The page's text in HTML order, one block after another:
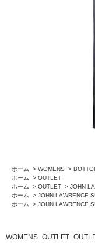
ホーム > WOMENS >
ホーム
> OUTLET
ホーム
> OUTLET > JOHN
ホーム
> JOHN LAWRENCE
ホーム
> JOHN LAWRENCE
WOMENS OUTLET